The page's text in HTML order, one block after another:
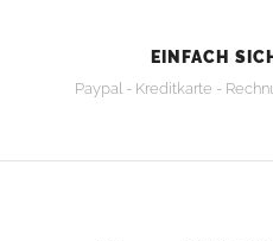
EINFACH
Paypal - Kreditkarte -